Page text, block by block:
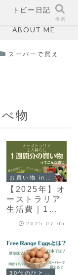
トビー日記
ABOUT ME
スーパーで買え
物
【2025年】オ
ーストラリア
生活費｜1週
間のリアル公
も解説）
2025.07.05
検索